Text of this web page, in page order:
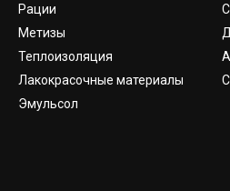
Рации
Метизы
Теплоизоляция
Лакокрасочные материалы
Эмульсол